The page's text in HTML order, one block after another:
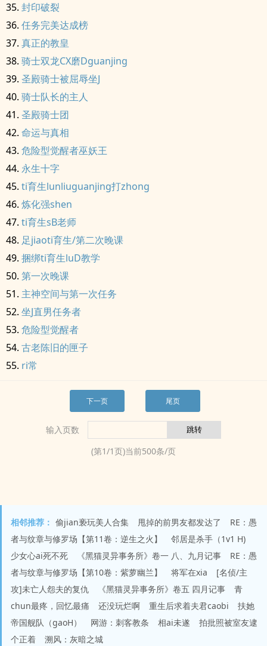
封印破裂
任务完美达成榜
真正的教皇
骑士双龙CX磨Dguanjing
圣殿骑士被屈辱坐J
骑士队长的主人
圣殿骑士团
命运与真相
危险型觉醒者巫妖王
永生十字
ti育生lunliuguanjing打zhong
炼化强shen
ti育生sB老师
足jiaoti育生/第二次晚课
捆绑ti育生luD教学
第一次晚课
主神空间与第一次任务
坐J直男任务者
危险型觉醒者
古老陈旧的匣子
ri常
下一页 尾页
输入页数
(第1/1页)当前500条/页
相邻推荐： 偷jian亵玩美人合集 甩掉的前男友都发达了
RE：愚
者与纹章与修罗场【第11卷：逆生之火】
邻居是杀手（1v1 H)
少女心ai死不死
《黑猫灵异事务所》卷一 八、九月记事
RE：愚
者与纹章与修罗场【第10卷：紫萝幽兰】
将军在xia
[名侦/主
攻]未亡人怨夫的复仇
《黑猫灵异事务所》卷五 四月记事
青
chun最疼，回忆最痛
还没玩烂啊 重生后求着夫君caobi
扶她
帝国舰队（gaoH）
网游：刺客教条 相ai未遂
拍批照被室友逮
个正着
溯风：灰暗之城